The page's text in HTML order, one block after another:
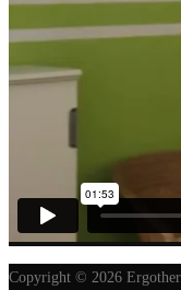
Copyright © 2026